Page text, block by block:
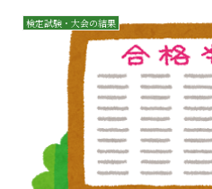
検定試験・大会の結果